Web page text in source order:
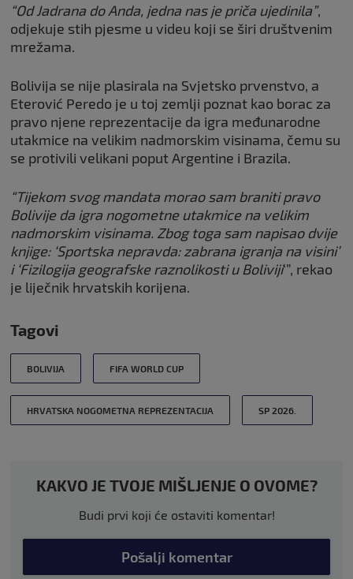
“Od Jadrana do Anda, jedna nas je priča ujedinila”,
odjekuje stih pjesme u videu koji se širi društvenim
mrežama.
Bolivija se nije plasirala na Svjetsko prvenstvo, a
Eterović Peredo je u toj zemlji poznat kao borac za
pravo njene reprezentacije da igra međunarodne
utakmice na velikim nadmorskim visinama, čemu su
se protivili velikani poput Argentine i Brazila.
“Tijekom svog mandata morao sam braniti pravo
Bolivije da igra nogometne utakmice na velikim
nadmorskim visinama. Zbog toga sam napisao dvije
knjige: ‘Sportska nepravda: zabrana igranja na visini’
i ‘Fizilogija geografske raznolikosti u Boliviji‘”, rekao
je liječnik hrvatskih korijena.
Tagovi
BOLIVIJA FIFA WORLD CUP
HRVATSKA NOGOMETNA REPREZENTACIJA SP 2026.
KAKVO JE TVOJE MIŠLJENJE O OVOME?
Budi prvi koji će ostaviti komentar!
Pošalji komentar